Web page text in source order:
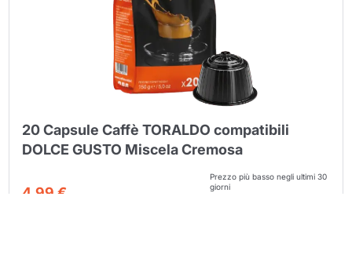
20 Capsule Caffè TORALDO compatibili
DOLCE GUSTO Miscela Cremosa
4,99 €
Prezzo più basso negli ultimi 30
giorni
Vai al carrello
Continua a fare acquisti
Vai al carrello